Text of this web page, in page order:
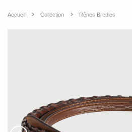
Accueil Collection Rênes Bredies